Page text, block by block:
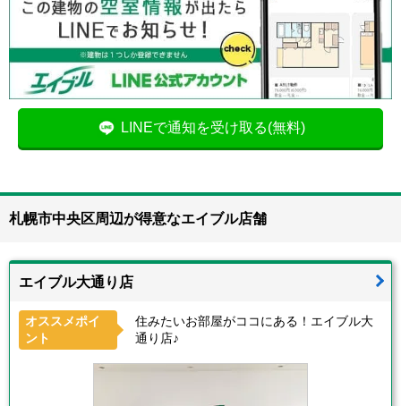
LINEで通知を受け取る(無料)
札幌市中央区周辺が得意なエイブル店舗
エイブル大通り店
オススメポイ
ント
住みたいお部屋がココにある！エイブル大
通り店♪